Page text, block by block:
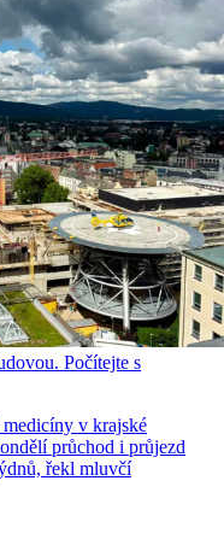
Počítejte s
v krajské
průchod i průjezd
řekl mluvčí